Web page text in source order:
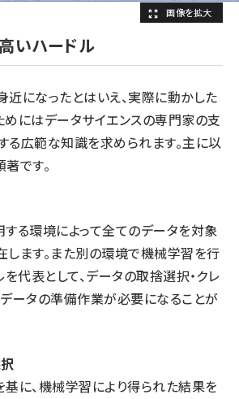
いハードル
になったとはいえ、実際に動かした
めにはデータサイエンスの専門家の支
る広範な知識を求められます。主に以
です。
る環境によって全てのデータを対象
ます。また別の環境で機械学習を行
代表として、データの取捨選択・クレ
ータの準備作業が必要になることが
に、機械学習により得られた結果を